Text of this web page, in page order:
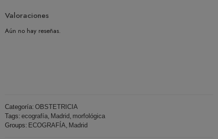
Valoraciones
Aún no hay reseñas.
Categoría: OBSTETRICIA
Tags: ecografía Madrid morfológica
Groups: ECOGRAFÍA Madrid